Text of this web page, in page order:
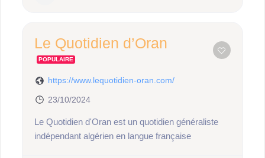
Le Quotidien d’Oran
POPULAIRE
https://www.lequotidien-oran.com/
23/10/2024
Le Quotidien d'Oran est un quotidien généraliste
indépendant algérien en langue française